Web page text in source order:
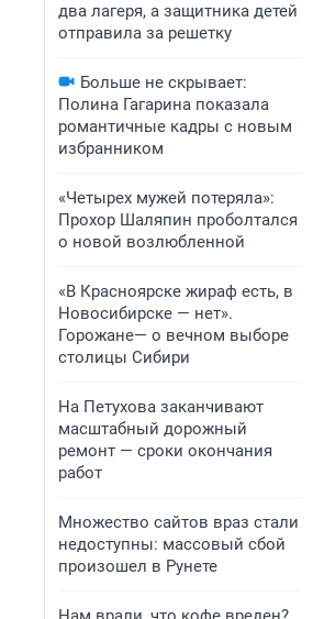
два лагеря, а защитника детей
отправила за решетку
Больше не скрывает:
Полина Гагарина показала
романтичные кадры с новым
избранником
«Четырех мужей потеряла»:
Прохор Шаляпин проболтался
о новой возлюбленной
«В Красноярске жираф есть, в
Новосибирске — нет».
Горожане— о вечном выборе
столицы Сибири
На Петухова заканчивают
масштабный дорожный
ремонт — сроки окончания
работ
Множество сайтов враз стали
недоступны: массовый сбой
произошел в Рунете